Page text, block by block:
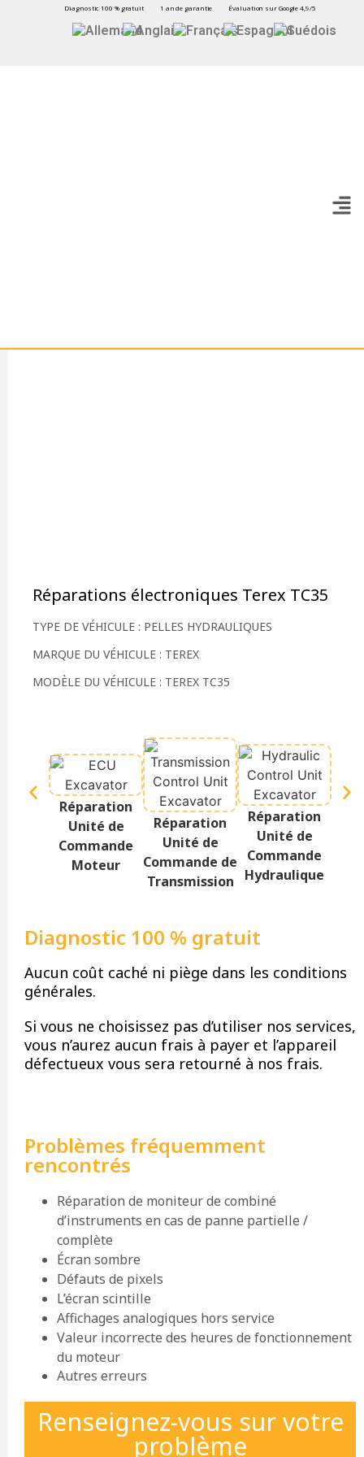
Diagnostic 100 % gratuit 1 an de garantie Évaluation sur Google 4,9/5
Réparations électroniques Terex TC35
TYPE DE VÉHICULE : PELLES HYDRAULIQUES
MARQUE DU VÉHICULE : TEREX
MODÈLE DU VÉHICULE : TEREX TC35
Réparation
Unité de
Commande
Moteur
Réparation
Unité de
Commande de
Transmission
Réparation
Unité de
Commande
Hydraulique
Diagnostic 100 % gratuit
Aucun coût caché ni piège dans les conditions
générales.
Si vous ne choisissez pas d’utiliser nos services,
vous n’aurez aucun frais à payer et l’appareil
défectueux vous sera retourné à nos frais.
Problèmes fréquemment
rencontrés
Réparation de moniteur de combiné
d’instruments en cas de panne partielle /
complète
Écran sombre
Défauts de pixels
L’écran scintille
Affichages analogiques hors service
Valeur incorrecte des heures de fonctionnement
du moteur
Autres erreurs
Renseignez-vous sur votre
problème